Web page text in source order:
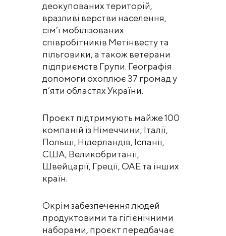
деокупованих територій,
вразливі верстви населення,
сім’ї мобілізованих
співробітників Метінвесту та
пільговики, а також ветерани
підприємств Групи. Географія
допомоги охоплює 37 громад у
п’яти областях України.
Проєкт підтримують майже 100
компаній із Німеччини, Італії,
Польщі, Нідерландів, Іспанії,
США, Великобританії,
Швейцарії, Греції, ОАЕ та інших
країн.
Окрім забезпечення людей
продуктовими та гігієнічними
наборами, проєкт передбачає